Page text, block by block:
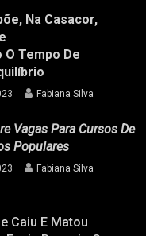
Na Casacor,
O Tempo De
Fabiana Silva
Vagas Para Cursos De
Populares
Fabiana Silva
Caiu E Matou